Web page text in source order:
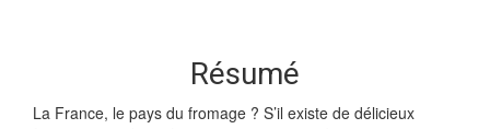
Résumé
La France, le pays du fromage ? S’il existe de délicieux